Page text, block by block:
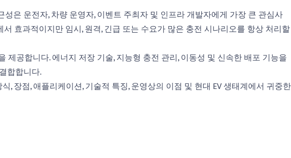
은 운전자, 차량 운영자, 이벤트 주최자 및 인프라 개발자에게 가장 큰 관심사
효과적이지만 임시, 원격, 긴급 또는 수요가 많은 충전 시나리오를 항상 처리할
제공합니다. 에너지 저장 기술, 지능형 충전 관리, 이동성 및 신속한 배포 기능을
합합니다.
, 장점, 애플리케이션, 기술적 특징, 운영상의 이점 및 현대 EV 생태계에서 귀중한